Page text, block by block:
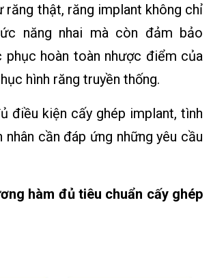
răng thật, răng implant không chỉ
năng nhai mà còn đảm bảo
phục hoàn toàn nhược điểm của
hình răng truyền thống.
điều kiện cấy ghép implant, tình
nhân cần đáp ứng những yêu cầu
hàm đủ tiêu chuẩn cấy ghép